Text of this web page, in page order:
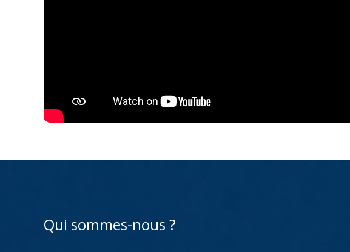
Qui sommes-nous ?